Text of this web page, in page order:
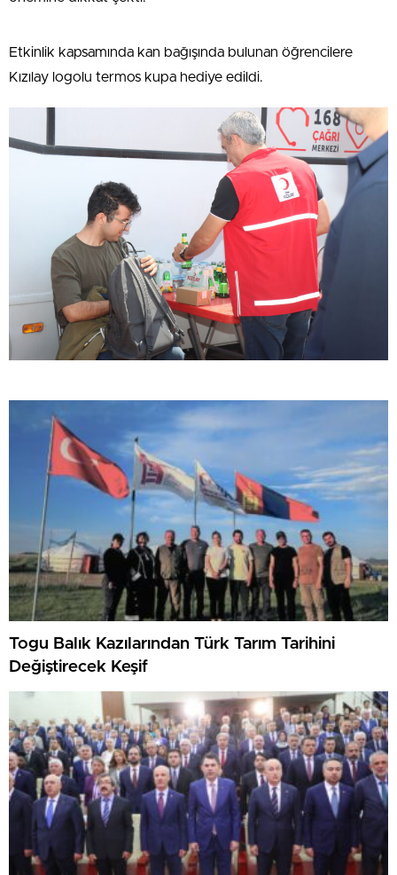
Etkinlik kapsamında kan bağışında bulunan öğrencilere
Kızılay logolu termos kupa hediye edildi.
Togu Balık Kazılarından Türk Tarım Tarihini
Değiştirecek Keşif